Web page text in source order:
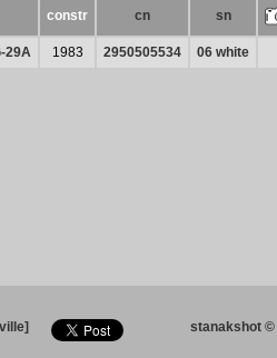
constr cn sn
29A 1983 2950505534 06 white
stanakshot ©